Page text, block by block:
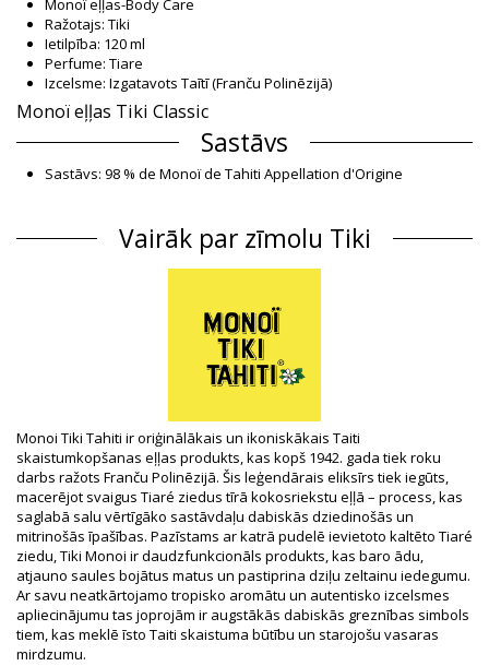
Monoï eļļas-Body Care
Ražotajs: Tiki
Ietilpība: 120 ml
Perfume: Tiare
Izcelsme: Izgatavots Taītī (Franču Polinēzijā)
Monoï eļļas Tiki Classic
Sastāvs
Sastāvs: 98 % de Monoï de Tahiti Appellation d'Origine
Rosamarinus officinalis oil, Lavandula angustifolia oil, Citrus
medica oil, Cymbopogon flexuosus o
Nodaļa: Sievietēm, Monoï eļļas
Iesaiņojumā ietilpst: 1 x Monoï eļļas (Citi aksesuāri nav iekļauti)
Svars: 130g / 0.29lb / 4.59oz
Retušēti foto
Mazgāšanas un kopšanas
pamācība
Kopšanas pamācība šim priekšmetam: Tiki Monoi
Capillare 120Ml
Vairāk par zīmolu Tiki
Monoi Tiki Tahiti ir oriģinālākais un ikoniskākais Taiti
skaistumkopšanas eļļas produkts, kas kopš 1942. gada tiek roku
darbs ražots Franču Polinēzijā. Šis leģendārais eliksīrs tiek iegūts,
macerējot svaigus Tiaré ziedus tīrā kokosriekstu eļļā – process, kas
saglabā salu vērtīgāko sastāvdaļu dabiskās dziedinošās un
mitrinošās īpašības. Pazīstams ar katrā pudelē ievietoto kaltēto Tiaré
ziedu, Tiki Monoi ir daudzfunkcionāls produkts, kas baro ādu,
atjauno saules bojātus matus un pastiprina dziļu zeltainu iedegumu.
Ar savu neatkārtojamo tropisko aromātu un autentisko izcelsmes
apliecinājumu tas joprojām ir augstākās dabiskās greznības simbols
tiem, kas meklē īsto Taiti skaistuma būtību un starojošu vasaras
mirdzumu.